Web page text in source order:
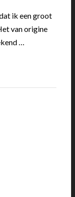
ik een groot
van origine
…